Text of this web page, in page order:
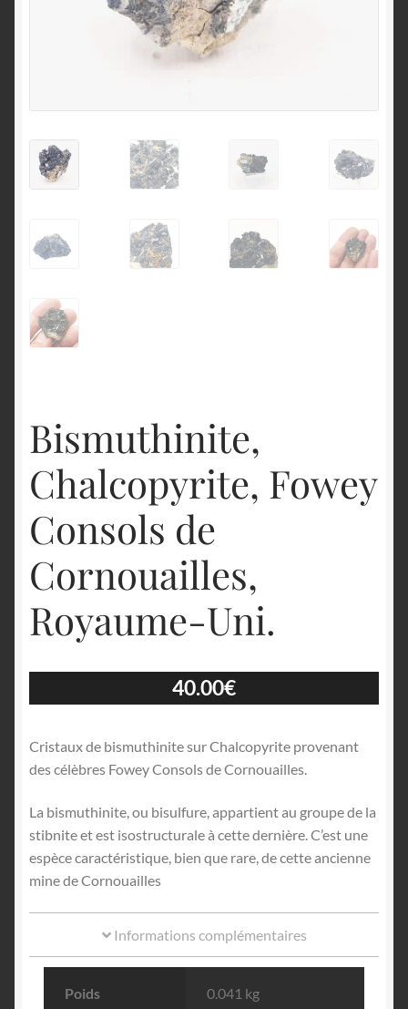
Bismuthinite,
Chalcopyrite, Fowey
Consols de
Cornouailles,
Royaume-Uni.
40.00€
Cristaux de bismuthinite sur Chalcopyrite provenant
des célèbres Fowey Consols de Cornouailles.
La bismuthinite, ou bisulfure, appartient au groupe de la
stibnite et est isostructurale à cette dernière. C’est une
espèce caractéristique, bien que rare, de cette ancienne
mine de Cornouailles
Informations complémentaires
Poids 0.041 kg